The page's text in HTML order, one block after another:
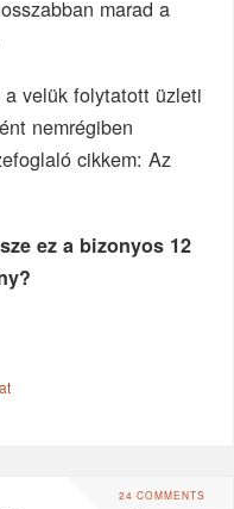
marad a
velük folytatott üzleti
nemrégiben
cikkem: Az
ez a bizonyos 12
24 COMMENTS